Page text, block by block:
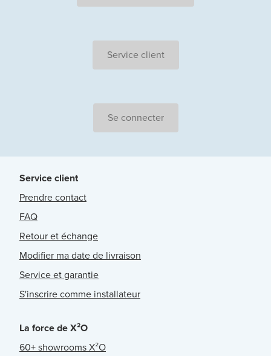
Service client
Se connecter
Service client
Prendre contact
FAQ
Retour et échange
Modifier ma date de livraison
Service et garantie
S'inscrire comme installateur
La force de X²O
60+ showrooms X²O